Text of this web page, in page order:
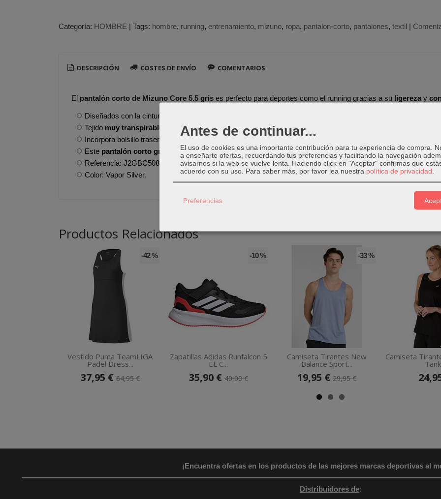
Categoría: HOMBRE | Tags: hombre running entrenamiento mizuno ropa pantalon-corto pantalones textil |
DESCRIPCIÓN COSTES DE ENVÍO COMENTARIOS
El pantalón corto de Mizuno Core 5.5 gris es perfecto para deportes como el running gracias a su ligerezay
Diseñados con la cintura elástica con ajuste de cordón.
Tejido muy transpirable
Incorpora bolsillo trasero de cremallera.
Este pantalón corto gris para hombre de Mizunoestá compuesto por poliéster.
Referencia: J2GBC50805
Color: Vapor Silver.
Productos Relacionados
-42 %
Vestido Puma TeamLIGA
Padel Dress...
37,95 € 64,95 €
-10 %
Zapatillas Adidas Runfalcon 5
EL C...
35,90 € 40,00 €
-33 %
Camiseta Tirantes New
Balance Sport...
19,95 € 29,95 €
Camiseta
¡Encuentra ofertas en los productos de las mejores marcas deportivas al
Distribuidores de:
Antes de continuar...
El uso de cookies es una importante contribución para tu experiencia de compra.
a enseñarte ofertas, recuerdando tus preferencias y facilitando la navegación
avisarnos si la web se vuelve lenta. Haciendo click en "Aceptar" confirmas que
acuerdo con su uso. Para saber más, por favor lea nuestra política de privacidad
Preferencias